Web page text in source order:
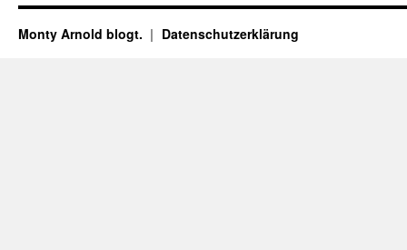
Monty Arnold blogt. Datenschutz­erklärung